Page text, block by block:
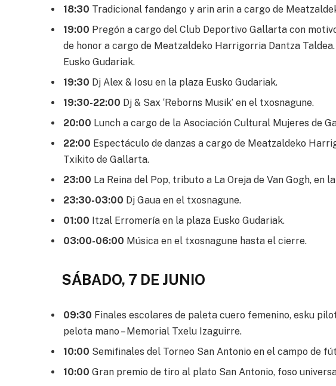
18:30 Tradicional fandango y arin arin a cargo de
19:00 Pregón a cargo del Club Deportivo Gallarta con
de honor a cargo de Meatzaldeko Harrigorria Dantza
Eusko Gudariak.
19:30 Dj Alex & Iosu en la plaza Eusko Gudariak.
19:30-22:00 Dj & Sax ‘Reborns Musik’ en el txosnagune.
20:00 Lunch a cargo de la Asociación Cultural Mujeres de
22:00 Espectáculo de danzas a cargo de Meatzaldeko
Txikito de Gallarta.
23:00 La Reina del Pop, tributo a La Oreja de Van Gogh, en
23:30-03:00 Dj Gaua en el txosnagune.
01:00 Itzal Erromería en la plaza Eusko Gudariak.
03:00-06:00 Música en el txosnagune hasta el cierre.
SÁBADO, 7 DE JUNIO
09:30 Finales escolares de paleta cuero femenino, esku
pelota mano – Memorial Txelu Izaguirre.
10:00 Semifinales del Torneo San Antonio en el campo de
10:00 Gran premio de tiro al plato San Antonio, foso